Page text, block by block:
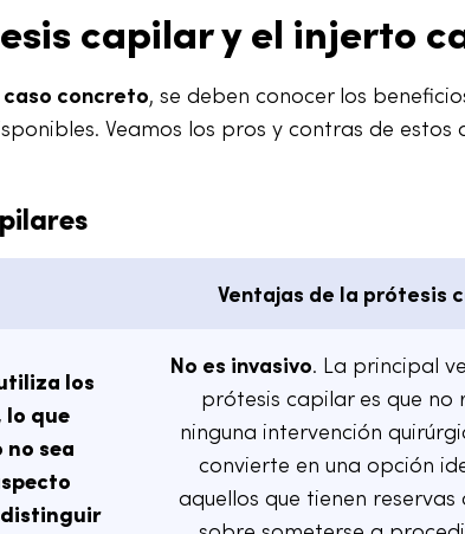
capilar y el injerto
concreto, se deben conocer los
Veamos los pros y contras de estos
Ventajas de la prótesis
los
lo que
sea
No es invasivo. La principal
prótesis capilar es que no
ninguna intervención
convierte en una opción
aquellos que tienen